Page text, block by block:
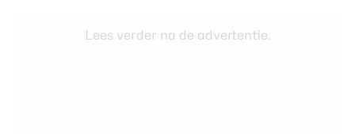
Lees verder na de advertentie.